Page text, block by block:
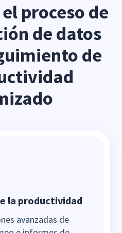
proceso de
de datos
de
la productividad
avanzadas de